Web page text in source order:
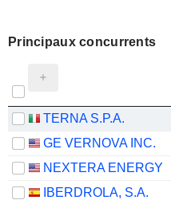
Principaux concurrents
TERNA S.P.A.
GE VERNOVA INC.
NEXTERA ENERGY
IBERDROLA, S.A.